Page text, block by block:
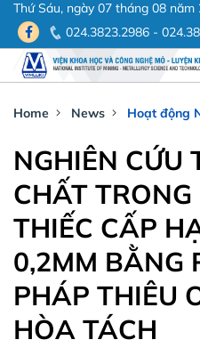
Thứ Sáu, ngày 07 tháng 08 năm
024.3823.2986 -
Home News Hoạt động
NGHIÊN CỨU
CHẤT
THIẾC CẤP
0,2MM BẰNG
PHÁP THIÊU
HÒA TÁCH